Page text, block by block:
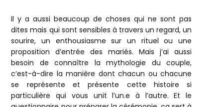
Il y a aussi beaucoup de choses qui ne sont pas
dites mais qui sont sensibles à travers un regard, un
sourire, un enthousiasme sur un rituel ou une
proposition d’entrée des mariés. Mais j’ai aussi
besoin de connaître la mythologie du couple,
c’est-à-dire la manière dont chacun ou chacune
se représente et présente cette histoire si
particulière qui vous unit l’un.e à l’autre. Et le